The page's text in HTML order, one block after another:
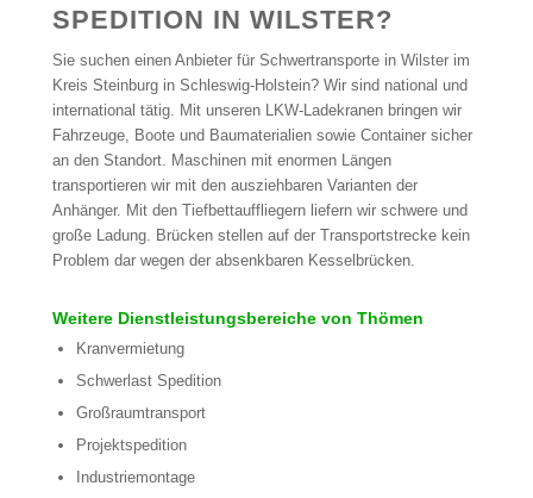
SPEDITION IN WILSTER?
Sie suchen einen Anbieter für Schwertransporte in Wilster im
Kreis Steinburg in Schleswig-Holstein? Wir sind national und
international tätig. Mit unseren LKW-Ladekranen bringen wir
Fahrzeuge, Boote und Baumaterialien sowie Container sicher
an den Standort. Maschinen mit enormen Längen
transportieren wir mit den ausziehbaren Varianten der
Anhänger. Mit den Tiefbettauffliegern liefern wir schwere und
große Ladung. Brücken stellen auf der Transportstrecke kein
Problem dar wegen der absenkbaren Kesselbrücken.
Weitere Dienstleistungsbereiche von Thömen
Kranvermietung
Schwerlast Spedition
Großraumtransport
Projektspedition
Industriemontage